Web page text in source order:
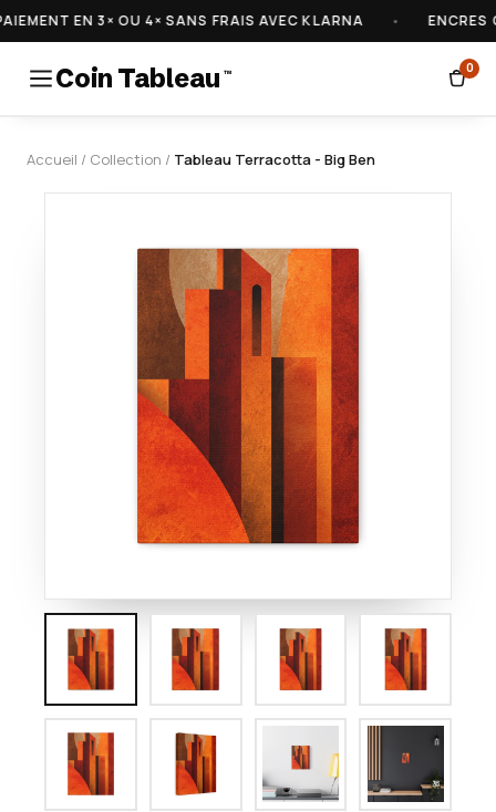
EN 3× OU 4× SANS FRAIS AVEC KLARNA ENCRES
Coin Tableau ™ 0
Accueil / Collection / Tableau Terracotta - Big Ben